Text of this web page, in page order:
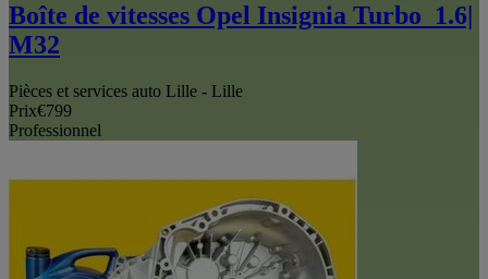
Boîte de vitesses Opel Insignia Turbo_1.6|
M32
Pièces et services auto Lille - Lille
Prix€799
Professionnel